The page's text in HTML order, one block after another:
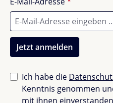
Außenmaße (L x B x H)
Material
Passend für
Nettogewicht
Jetzt anmelden
Ich habe die
Kenntnis genommen
mit ihnen